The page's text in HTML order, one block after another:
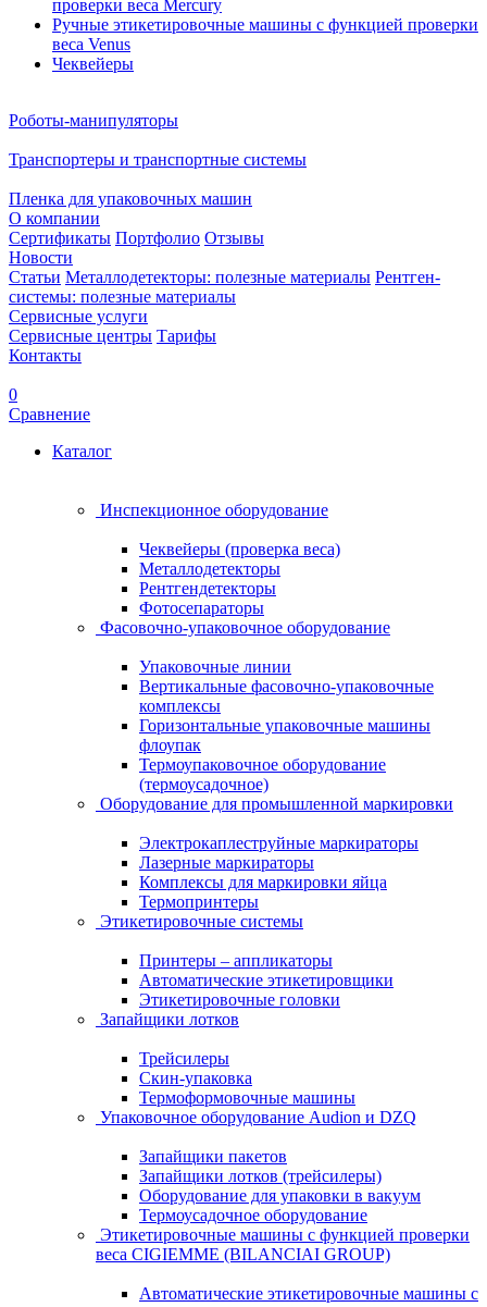
проверки веса Mercury
Ручные этикетировочные машины с функцией проверки
веса Venus
Чеквейеры
Роботы-манипуляторы
Транспортеры и транспортные системы
Пленка для упаковочных машин
О компании
Сертификаты Портфолио Отзывы
Новости
Статьи Металлодетекторы: полезные материалы Рентген-
системы: полезные материалы
Сервисные услуги
Сервисные центры Тарифы
Контакты
0
Сравнение
Каталог
Инспекционное оборудование
Чеквейеры (проверка веса)
Металлодетекторы
Рентгендетекторы
Фотосепараторы
Фасовочно-упаковочное оборудование
Упаковочные линии
Вертикальные фасовочно-упаковочные
комплексы
Горизонтальные упаковочные машины
флоупак
Термоупаковочное оборудование
(термоусадочное)
Оборудование для промышленной маркировки
Электрокаплеструйные маркираторы
Лазерные маркираторы
Комплексы для маркировки яйца
Термопринтеры
Этикетировочные системы
Принтеры – аппликаторы
Автоматические этикетировщики
Этикетировочные головки
Запайщики лотков
Трейсилеры
Скин-упаковка
Термоформовочные машины
Упаковочное оборудование Audion и DZQ
Запайщики пакетов
Запайщики лотков (трейсилеры)
Оборудование для упаковки в вакуум
Термоусадочное оборудование
Этикетировочные машины с функцией проверки
веса CIGIEMME (BILANCIAI GROUP)
Автоматические этикетировочные машины с